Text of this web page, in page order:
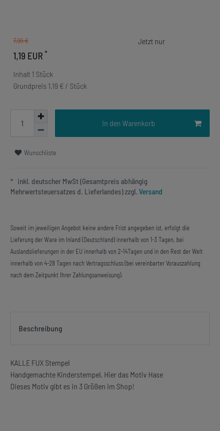
7,99 €
1,19 EUR *
Inhalt 1 Stück
Grundpreis 1,19 € / Stück
In den Warenkorb
Wunschliste
* inkl. deutscher MwSt (Gesamtpreis abhängig
Mehrwertsteuersatzes d. Lieferlandes) zzgl. Versand
Soweit im jeweiligen Angebot keine andere Frist angegeben ist, erfolgt die
Lieferung der Ware im Inland (Deutschland) innerhalb von 1-3 Tagen, bei
Auslandslieferungen in der EU innerhalb von 2-14Tagen und in den Rest der Welt
innerhalb von 4-28 Tagen nach Vertragsschluss (bei vereinbarter Vorauszahlung
nach dem Zeitpunkt Ihrer Zahlungsanweisung).
Beschreibung
KALLE FUX Stempel
Handgemachte Kinderstempel. Hier das Motiv Hase
Dieses Motiv gibt es in 3 Größen im Shop!